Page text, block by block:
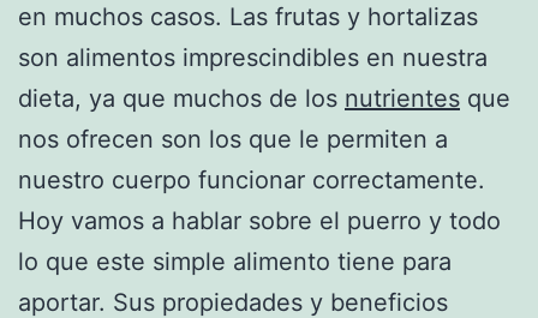
en muchos casos. Las frutas y hortalizas
son alimentos imprescindibles en nuestra
dieta, ya que muchos de los nutrientes que
nos ofrecen son los que le permiten a
nuestro cuerpo funcionar correctamente.
Hoy vamos a hablar sobre el puerro y todo
lo que este simple alimento tiene para
aportar. Sus propiedades y beneficios